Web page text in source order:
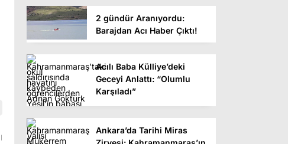
2 gündür Aranıyordu:
Barajdan Acı Haber Çıktı!
Acılı Baba Külliye’deki
Geceyi Anlattı: “Olumlu
Karşıladı”
Ankara’da Tarihi Miras